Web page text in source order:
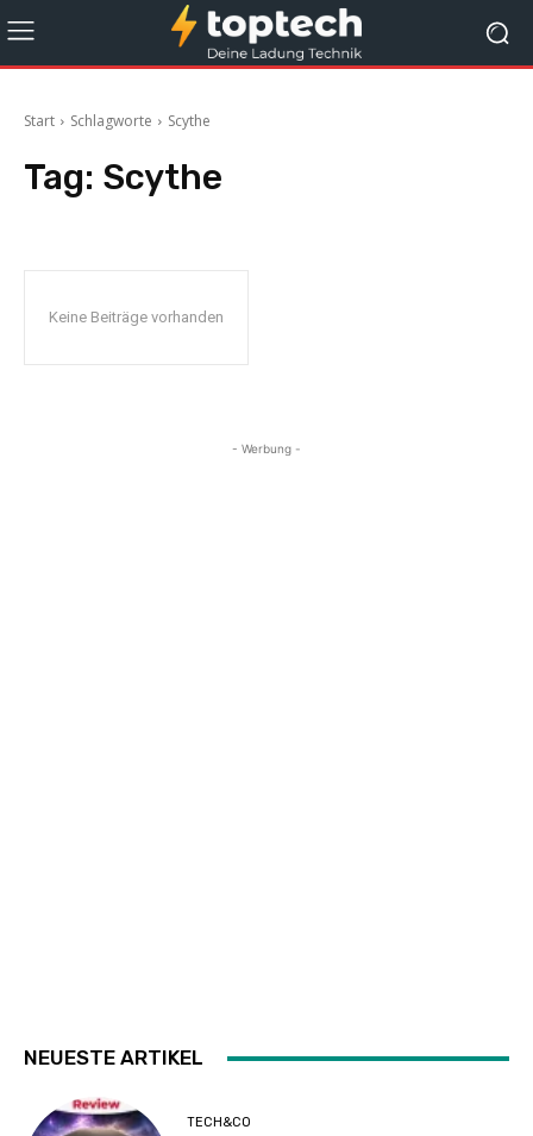
Start Schlagworte Scythe
Tag: Scythe
Keine Beiträge vorhanden
- Werbung -
NEUESTE ARTIKEL
TECH&CO